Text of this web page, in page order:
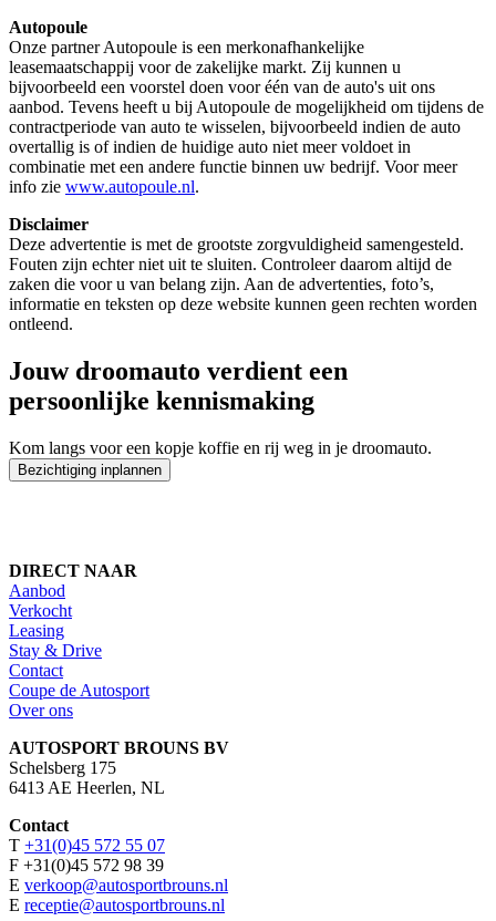
Autopoule
Onze partner Autopoule is een merkonafhankelijke
leasemaatschappij voor de zakelijke markt. Zij kunnen u
bijvoorbeeld een voorstel doen voor één van de auto's uit ons
aanbod. Tevens heeft u bij Autopoule de mogelijkheid om tijdens de
contractperiode van auto te wisselen, bijvoorbeeld indien de auto
overtallig is of indien de huidige auto niet meer voldoet in
combinatie met een andere functie binnen uw bedrijf. Voor meer
info zie www.autopoule.nl.
Disclaimer
Deze advertentie is met de grootste zorgvuldigheid samengesteld.
Fouten zijn echter niet uit te sluiten. Controleer daarom altijd de
zaken die voor u van belang zijn. Aan de advertenties, foto’s,
informatie en teksten op deze website kunnen geen rechten worden
ontleend.
Jouw droomauto verdient een
persoonlijke kennismaking
Kom langs voor een kopje koffie en rij weg in je droomauto.
Bezichtiging inplannen
DIRECT NAAR
Aanbod
Verkocht
Leasing
Stay & Drive
Contact
Coupe de Autosport
Over ons
AUTOSPORT BROUNS BV
Schelsberg 175
6413 AE Heerlen, NL
Contact
T +31(0)45 572 55 07
F +31(0)45 572 98 39
E verkoop@autosportbrouns.nl
E receptie@autosportbrouns.nl